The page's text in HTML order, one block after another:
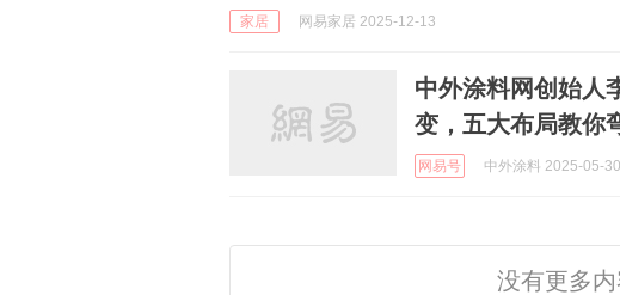
家居 网易家居 2025-12-13
中外涂料网创始人
变，五大布局教你
网易号 中外涂料 2025-05-30
没有更多内